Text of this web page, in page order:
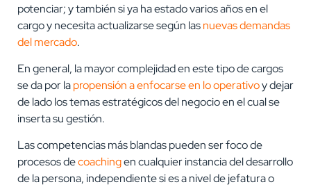
potenciar; y también si ya ha estado varios años en el
cargo y necesita actualizarse según lasnuevas demandas
del mercado.
En general, la mayor complejidad en este tipo de cargos
se da por lapropensión a enfocarse en lo operativoy dejar
de lado los temas estratégicos del negocio en el cual se
inserta su gestión.
Las competencias más blandas pueden ser foco de
procesos decoachingen cualquier instancia del desarrollo
de la persona, independiente si es a nivel de jefatura o